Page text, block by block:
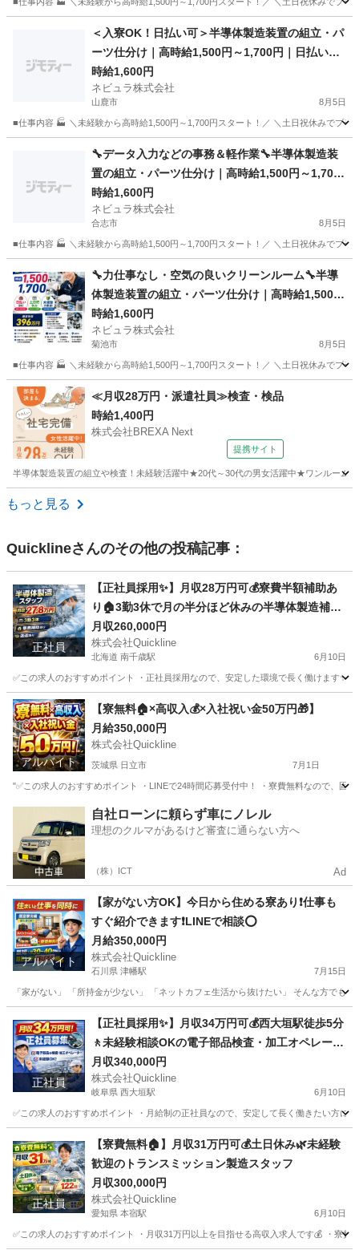
軽作業 オンライン
＜入寮OK！日払い可＞半導体製造装置の組立・パ
ーツ仕分け｜高時給1,500円～1,700円｜日払いOK
｜土日祝休み｜熊本県菊池市【139985】
時給1,600円
ネビュラ株式会社
山鹿市 8月5日
■仕事内容 🏭 ＼未経験から高時給1,500円～1,700円スタート！／ ＼土日祝休みでプ
軽作業 オンライン
🔧データ入力などの事務＆軽作業🔧半導体製造装
置の組立・パーツ仕分け｜高時給1,500円～1,700
円｜日払いOK｜土日祝休み｜熊本県菊池市【139
985】
時給1,600円
ネビュラ株式会社
合志市 8月5日
■仕事内容 🏭 ＼未経験から高時給1,500円～1,700円スタート！／ ＼土日祝休みでプ
軽作業 オンライン
🔧力仕事なし・空気の良いクリーンルーム🔧半導
体製造装置の組立・パーツ仕分け｜高時給1,500円
～1,700円｜日払いOK｜土日祝休み｜熊本県菊池
市【139985】
時給1,600円
ネビュラ株式会社
菊池市 8月5日
■仕事内容 🏭 ＼未経験から高時給1,500円～1,700円スタート！／ ＼土日祝休みでプ
熊本 菊池市 軽作業 オンライン
≪月収28万円・派遣社員≫検査・検品
時給1,400円
株式会社BREXA Next
提携サイト
半導体製造装置の組立や検査！未経験活躍中★20代～30代の男女活躍中★ワンルーム
熊本 その他
もっと見る
Quicklineさんのその他の投稿記事：
正社員
【正社員採用✨】月収28万円可💰寮費半額補助あ
り🏠3勤3休で月の半分ほど休みの半導体製造補
助・保全スタッフ
月収260,000円
株式会社Quickline
北海道 南千歳駅 6月10日
✅この求人のおすすめポイント ・正社員採用なので、安定した環境で長く働けます✨
北海道 千歳市 南千歳駅 半導体 業務
アルバイト
【寮無料🏠×高収入💰×入社祝い金50万円🎁】
月給350,000円
株式会社Quickline
茨城県 日立市 7月1日
"✅この求人のおすすめポイント ・LINEで24時間応募受付中！ ・寮費無料なので、
工場 無料
自社ローンに頼らず車にノレル
理想のクルマがあるけど審査に通らない方へ
（株）ICT Ad
アルバイト
【家がない方OK】今日から住める寮あり❗️仕事も
すぐ紹介できます❗️LINEで相談⭕️
月給350,000円
株式会社Quickline
石川県 津幡駅 7月15日
「家がない」 「所持金が少ない」 「ネットカフェ生活から抜けたい」 そんな方でも
津幡駅 工場 個室
正社員
【正社員採用✨】月収34万円可💰西大垣駅徒歩5分
🚶未経験相談OKの電子部品検査・加工オペレータ
ースタッフ｜岐阜県大垣市
月収340,000円
株式会社Quickline
岐阜県 西大垣駅 6月10日
✅この求人のおすすめポイント ・月給制の正社員なので、安定して長く働きたい方に
西大垣駅 機械
正社員
【寮費無料🏠】月収31万円可💰土日休み🌿未経験
歓迎のトランスミッション製造スタッフ
月収300,000円
株式会社Quickline
愛知県 本宿駅 6月10日
✅この求人のおすすめポイント ・月収31万円以上を目指せる高収入求人です💰 ・寮